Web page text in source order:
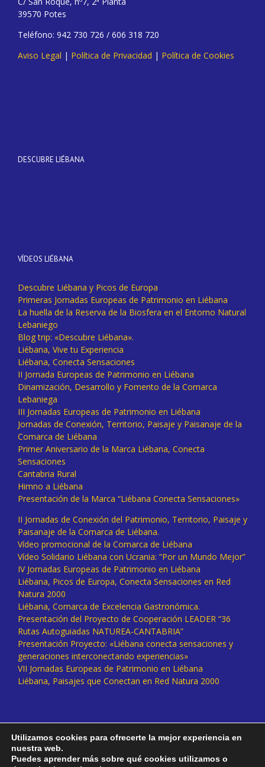
39570 Potes
Teléfono: 942 730 726 / 606 318 720
Aviso Legal | Política de Privacidad | Política de Cookies
DESCUBRE LIÉBANA
VÍDEOS LIÉBANA
Descubre Liébana y Picos de Europa
Primeras Jornadas Europeas de Patrimonio en Liébana
La huella de la Reserva de la Biosfera en el Entorno Natural
Lebaniego
Blog trip: «Descubre Liébana».
Liébana, Vive tu Experiencia
Liébana, Conecta Sensaciones
II Jornada Europeas de Patrimonio en Liébana
Dinamización, Desarrollo y Fomento de la Comarca
Lebaniega
III Jornadas Europeas de Patrimonio en Liébana
Jornadas de Conexión, Territorio, Paisaje y Paisanaje de la
Comarca de Liébana
Primer Aniversario de la Marca Liébana, Conecta
Sensaciones
Cantabria Rural
Himno a Liébana
Presentación de la Marca “Liébana Conecta Sensaciones»
II Jornadas de Conexión del Patrimonio, Territorio, Paisaje y
Paisanaje de la Comarca de Liébana.
Vídeo promocional de la Comarca de Liébana
Vídeo Solidario Liébana con Ucrania: “Por un Mundo Mejor”
IV Jornadas Europeas de Patrimonio en Liébana
Liébana, Picos de Europa, Conecta Sensaciones en Red
Natura 2000
Liébana, Comarca de Excelencia Gastronómica.
Presentación del Proyecto de Cooperación LEADER “36
Rutas Autoguiadas NATUREA-CANTABRIA”
Presentación Proyecto: «Liébana conecta sensaciones y
generaciones interconectando experiencias»
VII Jornadas Europeas de Patrimonio en Liébana
Liébana, Paisajes que Conectan en Red Natura 2000
Utilizamos cookies para ofrecerte la mejor experiencia en
nuestra web.
Puedes aprender más sobre qué cookies utilizamos o